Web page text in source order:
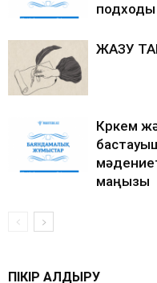
ЖАЗУ
Көркем
маңызы
ПІКІР ҚАЛДЫРУ